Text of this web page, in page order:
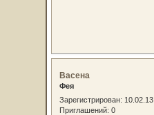
Васена
Фея
Зарегистрирован: 10.02.13
Приглашений: 0